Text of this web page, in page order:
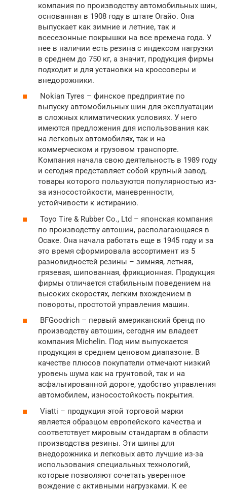
компания по производству автомобильных шин,
основанная в 1908 году в штате Огайо. Она
выпускает как зимние и летние, так и
всесезонные покрышки на все времена года. У
нее в наличии есть резина с индексом нагрузки
в среднем до 750 кг, а значит, продукция фирмы
подходит и для установки на кроссоверы и
внедорожники.
Nokian Tyres – финское предприятие по
выпуску автомобильных шин для эксплуатации
в сложных климатических условиях. У него
имеются предложения для использования как
на легковых автомобилях, так и на
коммерческом и грузовом транспорте.
Компания начала свою деятельность в 1989 году
и сегодня представляет собой крупный завод,
товары которого пользуются популярностью из-
за износостойкости, маневренности,
устойчивости к истиранию.
Toyo Tire & Rubber Co., Ltd – японская компания
по производству автошин, располагающаяся в
Осаке. Она начала работать еще в 1945 году и за
это время сформировала ассортимент из 5
разновидностей резины – зимняя, летняя,
грязевая, шипованная, фрикционная. Продукция
фирмы отличается стабильным поведением на
высоких скоростях, легким вхождением в
повороты, простотой управления машин.
BFGoodrich – первый американский бренд по
производству автошин, сегодня им владеет
компания Michelin. Под ним выпускается
продукция в среднем ценовом диапазоне. В
качестве плюсов покупатели отмечают низкий
уровень шума как на грунтовой, так и на
асфальтированной дороге, удобство управления
автомобилем, износостойкость покрытия.
Viatti – продукция этой торговой марки
является образцом европейского качества и
соответствует мировым стандартам в области
производства резины. Эти шины для
внедорожника и легковых авто лучшие из-за
использования специальных технологий,
которые позволяют сочетать уверенное
вождение с активными нагрузками. К ее